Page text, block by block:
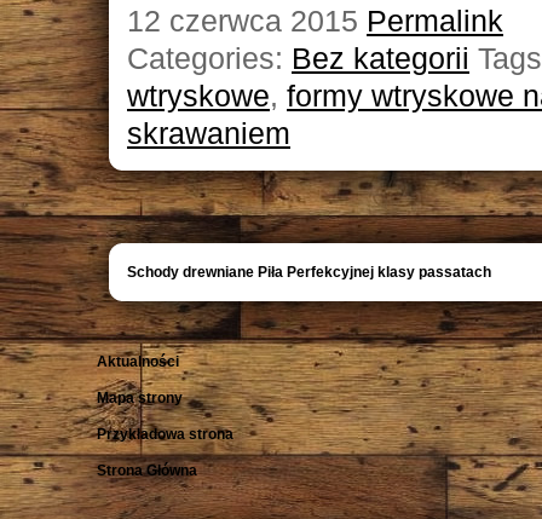
12 czerwca 2015 Permalink
Categories: Bez kategorii
wtryskowe, formy wtryskowe
skrawaniem
Schody drewniane Piła Perfekcyjnej klasy passatach
Aktualności
Mapa strony
Przykładowa strona
Strona Główna